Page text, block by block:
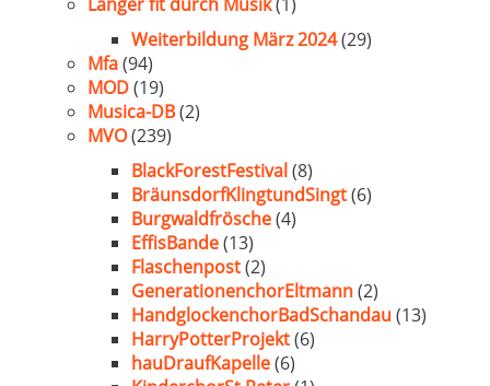
Weiterbildung März 2024(29)
Mfa(94)
MOD(19)
Musica-DB(2)
MVO(239)
BlackForestFestival(8)
BräunsdorfKlingtundSingt(6)
Burgwaldfrösche(4)
EffisBande(13)
Flaschenpost(2)
GenerationenchorEltmann(2)
HandglockenchorBadSchandau(13)
HarryPotterProjekt(6)
hauDraufKapelle(6)